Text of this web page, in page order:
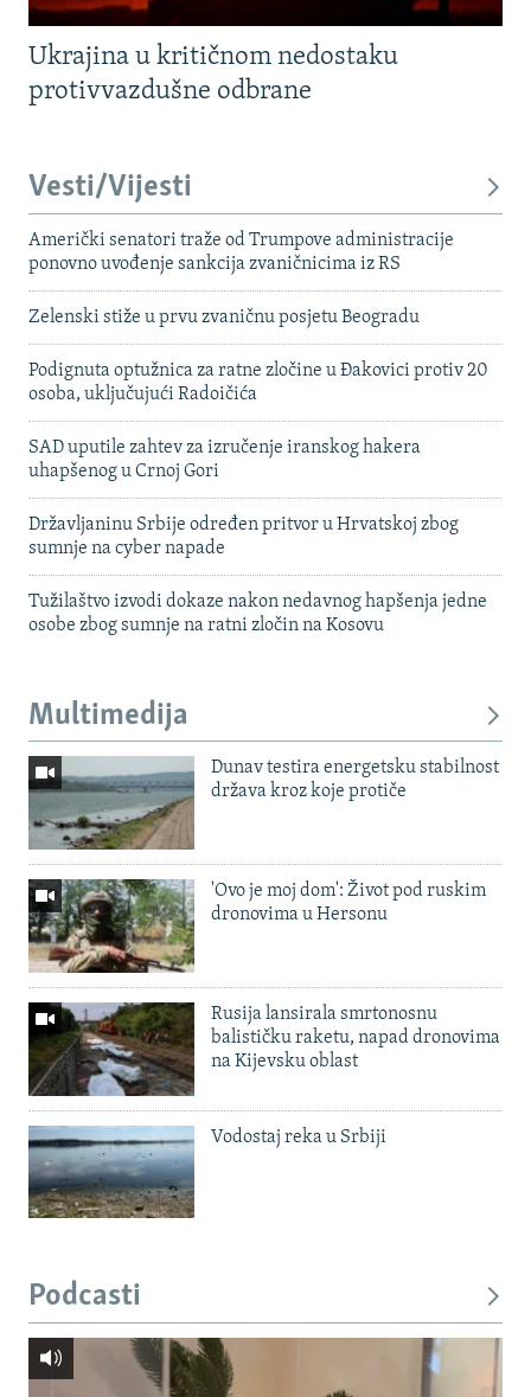
Ukrajina u kritičnom nedostaku
protivvazdušne odbrane
Vesti/Vijesti
Američki senatori traže od Trumpove administracije
ponovno uvođenje sankcija zvaničnicima iz RS
Zelenski stiže u prvu zvaničnu posjetu Beogradu
Podignuta optužnica za ratne zločine u Đakovici protiv 20
osoba, uključujući Radoičića
SAD uputile zahtev za izručenje iranskog hakera
uhapšenog u Crnoj Gori
Državljaninu Srbije određen pritvor u Hrvatskoj zbog
sumnje na cyber napade
Tužilaštvo izvodi dokaze nakon nedavnog hapšenja jedne
osobe zbog sumnje na ratni zločin na Kosovu
Multimedija
Dunav testira energetsku stabilnost
država kroz koje protiče
'Ovo je moj dom': Život pod ruskim
dronovima u Hersonu
Rusija lansirala smrtonosnu
balističku raketu, napad dronovima
na Kijevsku oblast
Vodostaj reka u Srbiji
Podcasti